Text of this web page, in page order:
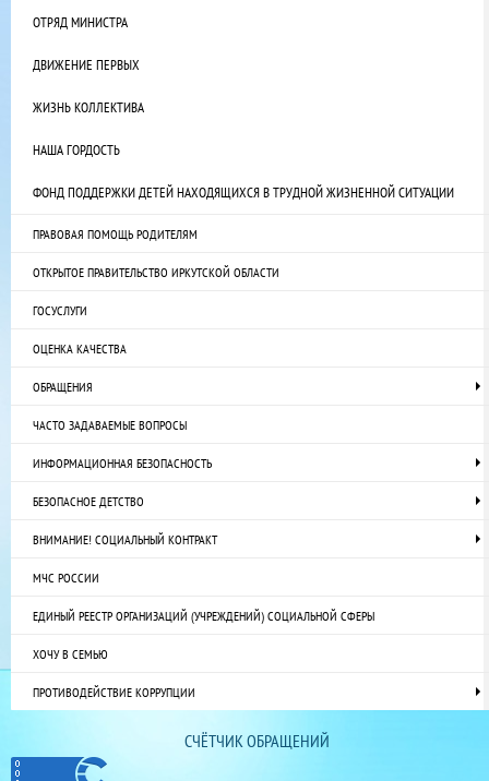
ОТРЯД МИНИСТРА
ДВИЖЕНИЕ ПЕРВЫХ
ЖИЗНЬ КОЛЛЕКТИВА
НАША ГОРДОСТЬ
ФОНД ПОДДЕРЖКИ ДЕТЕЙ НАХОДЯЩИХСЯ В ТРУДНОЙ ЖИЗНЕННОЙ СИТУАЦИИ
ПРАВОВАЯ ПОМОЩЬ РОДИТЕЛЯМ
ОТКРЫТОЕ ПРАВИТЕЛЬСТВО ИРКУТСКОЙ ОБЛАСТИ
ГОСУСЛУГИ
ОЦЕНКА КАЧЕСТВА
ОБРАЩЕНИЯ
ЧАСТО ЗАДАВАЕМЫЕ ВОПРОСЫ
ИНФОРМАЦИОННАЯ БЕЗОПАСНОСТЬ
БЕЗОПАСНОЕ ДЕТСТВО
ВНИМАНИЕ! СОЦИАЛЬНЫЙ КОНТРАКТ
МЧС РОССИИ
ЕДИНЫЙ РЕЕСТР ОРГАНИЗАЦИЙ (УЧРЕЖДЕНИЙ) СОЦИАЛЬНОЙ СФЕРЫ
ХОЧУ В СЕМЬЮ
ПРОТИВОДЕЙСТВИЕ КОРРУПЦИИ
СЧЁТЧИК ОБРАЩЕНИЙ